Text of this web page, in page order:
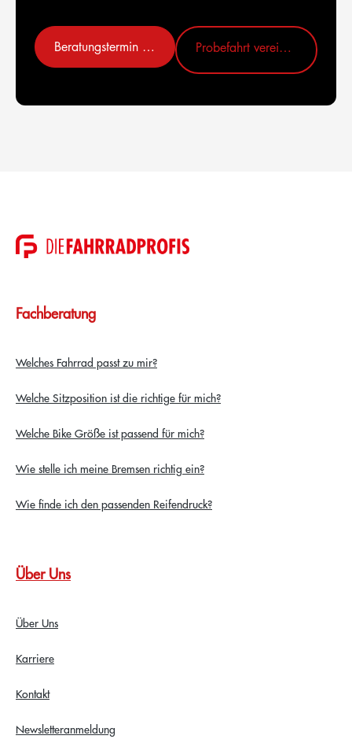
Beratungstermin vereinbaren Probefahrt vereinbaren
Fachberatung
Welches Fahrrad passt zu mir?
Welche Sitzposition ist die richtige für mich?
Welche Bike Größe ist passend für mich?
Wie stelle ich meine Bremsen richtig ein?
Wie finde ich den passenden Reifendruck?
Über Uns
Über Uns
Karriere
Kontakt
Newsletteranmeldung